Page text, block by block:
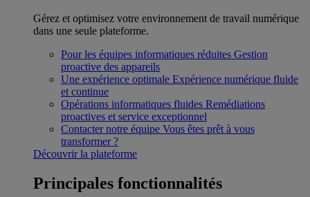
Gérez et optimisez votre environnement de travail numérique
dans une seule plateforme.
Pour les équipes informatiques réduites Gestion
proactive des appareils
Une expérience optimale Expérience numérique fluide
et continue
Opérations informatiques fluides Remédiations
proactives et service exceptionnel
Contacter notre équipe Vous êtes prêt à vous
transformer ?
Découvrir la plateforme
Principales fonctionnalités